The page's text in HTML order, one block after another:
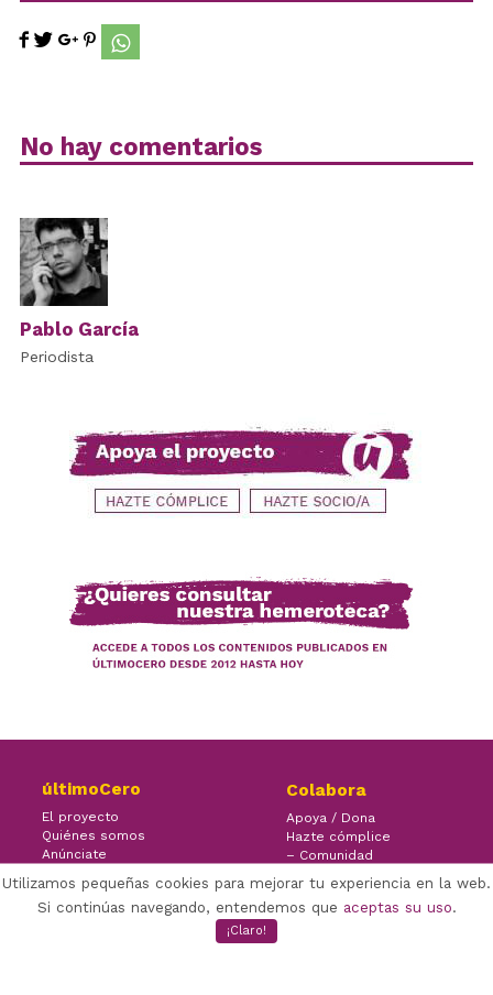
No hay comentarios
Pablo García
Periodista
últimoCero
El proyecto
Quiénes somos
Anúnciate
Colabora
Apoya / Dona
Hazte cómplice
– Comunidad
Utilizamos pequeñas cookies para mejorar tu experiencia en la web.
Si continúas navegando, entendemos que aceptas su uso.
¡Claro!